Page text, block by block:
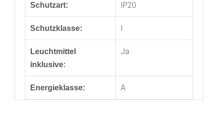
Schutzart: IP20
Schutzklasse: I
Leuchtmittel
inklusive:
Ja
Energieklasse: A